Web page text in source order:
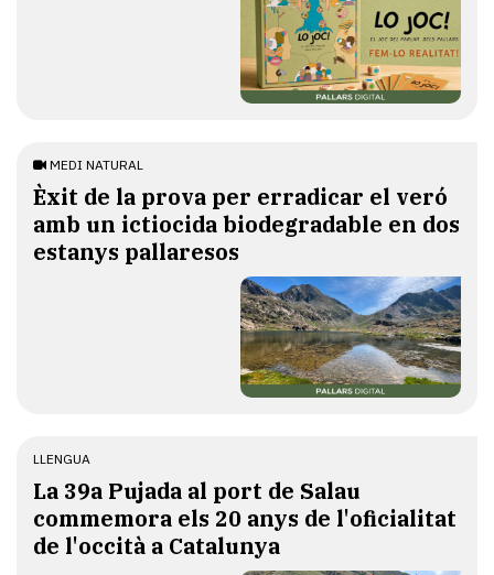
MEDI NATURAL
Èxit de la prova per erradicar el veró
amb un ictiocida biodegradable en dos
estanys pallaresos
LLENGUA
​La 39a Pujada al port de Salau
commemora els 20 anys de l'oficialitat
de l'occità a Catalunya